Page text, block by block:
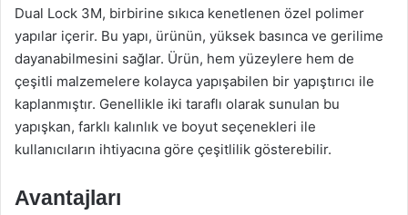
Dual Lock 3M, birbirine sıkıca kenetlenen özel polimer
yapılar içerir. Bu yapı, ürünün, yüksek basınca ve gerilime
dayanabilmesini sağlar. Ürün, hem yüzeylere hem de
çeşitli malzemelere kolayca yapışabilen bir yapıştırıcı ile
kaplanmıştır. Genellikle iki taraflı olarak sunulan bu
yapışkan, farklı kalınlık ve boyut seçenekleri ile
kullanıcıların ihtiyacına göre çeşitlilik gösterebilir.
Avantajları